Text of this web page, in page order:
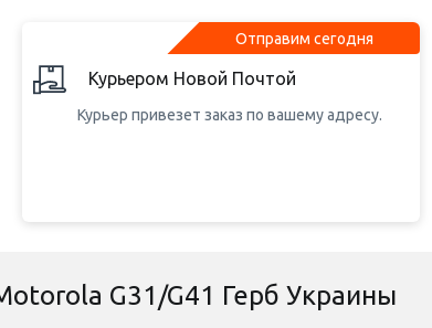
Отправим сегодня
Курьером Новой Почтой
Курьер привезет заказ по вашему адресу.
G31/G41 Герб Украины